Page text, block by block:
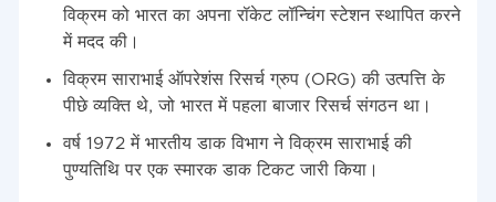
विक्रम को भारत का अपना रॉकेट लॉन्चिंग स्टेशन स्थापित करने
में मदद की।
विक्रम साराभाई ऑपरेशंस रिसर्च ग्रुप (ORG) की उत्पत्ति के
पीछे व्यक्ति थे, जो भारत में पहला बाजार रिसर्च संगठन था।
वर्ष 1972 में भारतीय डाक विभाग ने विक्रम साराभाई की
पुण्यतिथि पर एक स्मारक डाक टिकट जारी किया।